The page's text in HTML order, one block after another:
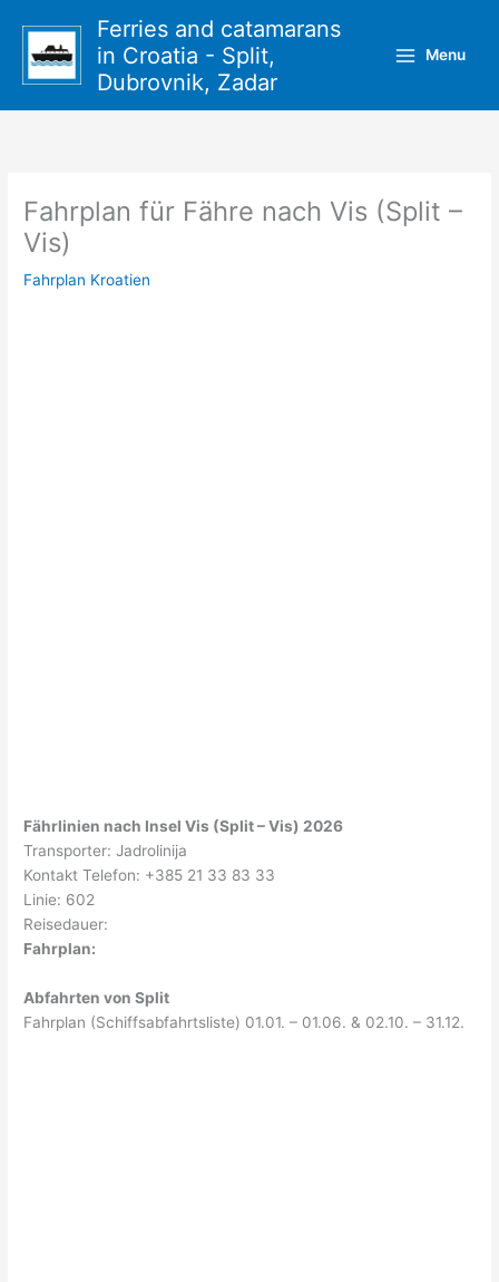
Inhalt
springen
Ferries and catamarans
in Croatia - Split,
Dubrovnik, Zadar
Menu
Fahrplan für Fähre nach Vis (Split –
Vis)
Fahrplan Kroatien
Fährlinien nach Insel Vis (Split – Vis) 2026
Transporter: Jadrolinija
Kontakt Telefon: +385 21 33 83 33
Linie: 602
Reisedauer:
Fahrplan:
Abfahrten von Split
Fahrplan (Schiffsabfahrtsliste) 01.01. – 01.06. & 02.10. – 31.12.